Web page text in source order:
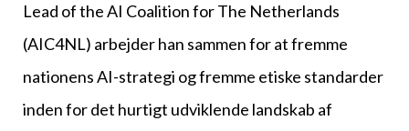
Lead of the AI Coalition for The Netherlands
(AIC4NL) arbejder han sammen for at fremme
nationens AI-strategi og fremme etiske standarder
inden for det hurtigt udviklende landskab af